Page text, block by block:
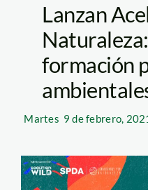
Lanzan
formación
Martes 9 de febrero,